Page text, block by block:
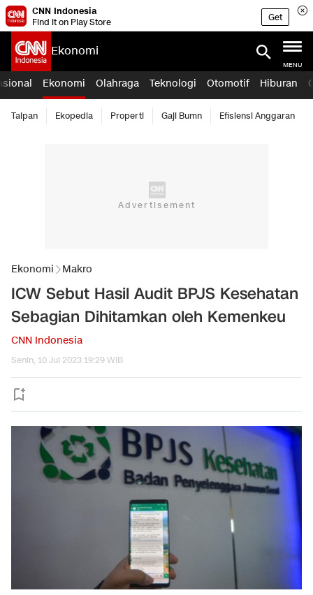
CNN Indonesia
Find it on Play Store
Get
Ekonomi
MENU
Ekonomi Olahraga Teknologi Otomotif Hiburan
Taipan Ekopedia Properti Gaji Bumn Efisiensi Anggaran
Ekonomi Makro
ICW Sebut Hasil Audit BPJS Kesehatan
Sebagian Dihitamkan oleh Kemenkeu
CNN Indonesia
Senin, 10 Jul 2023 19:29 WIB